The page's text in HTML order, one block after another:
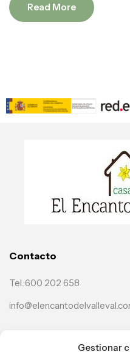
Gestionar
Read More
Contacto
Tel.:600 202 658